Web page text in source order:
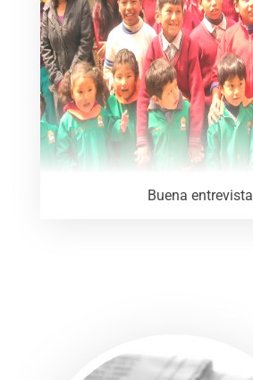
Buena entrevista